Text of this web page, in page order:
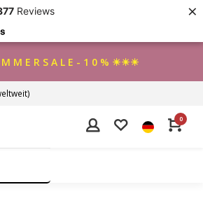
Reviews ×
M E R S A L E - 1 0 % ☀☀☀
0